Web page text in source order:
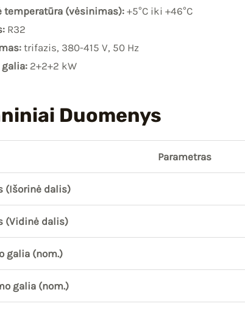
temperatūra (vėsinimas): +5°C iki +46°C
R32
trifazis, 380-415 V, 50 Hz
galia: 2+2+2 kW
Duomenys
Parametras
(Išorinė dalis)
(Vidinė dalis)
galia (nom.)
galia (nom.)